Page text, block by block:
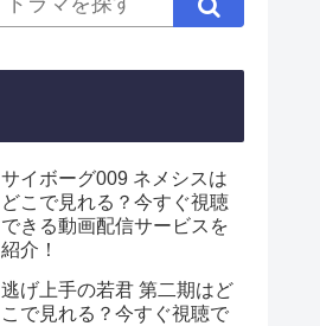
サイボーグ009 ネメシスは
どこで見れる？今すぐ視聴
できる動画配信サービスを
紹介！
逃げ上手の若君 第二期はど
こで見れる？今すぐ視聴で